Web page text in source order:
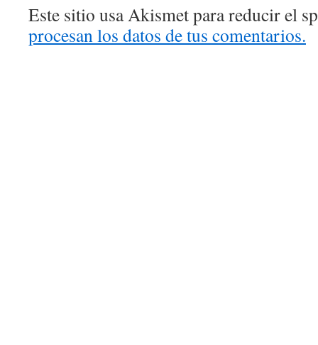
Este sitio usa Akismet para reducir el
procesan los datos de tus comentarios.